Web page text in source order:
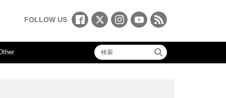
FOLLOW US